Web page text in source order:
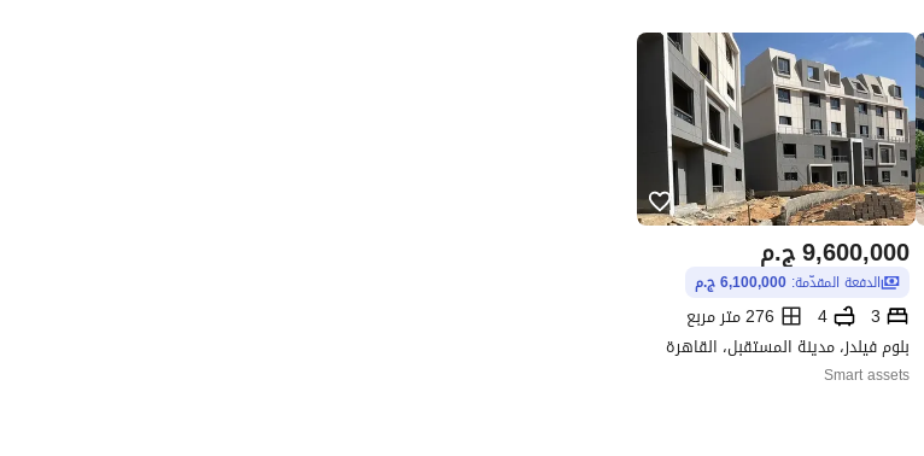
ج.م9,600,000
الدفعة المقدّمة: 6,100,000 ج.م
3
4
276 متر مربع
بلوم فيلدز، مدينة المستقبل، القاهرة
Smart assets